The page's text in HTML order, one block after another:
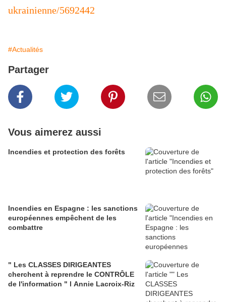
ukrainienne/5692442
#Actualités
Partager
Vous aimerez aussi
Incendies et protection des forêts
Incendies en Espagne : les sanctions
européennes empêchent de les
combattre
" Les CLASSES DIRIGEANTES
cherchent à reprendre le CONTRÔLE
de l'information " l Annie Lacroix-Riz